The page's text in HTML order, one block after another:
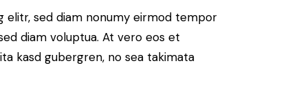
elitr, sed diam nonumy eirmod tempor
diam voluptua. At vero eos et
kasd gubergren, no sea takimata